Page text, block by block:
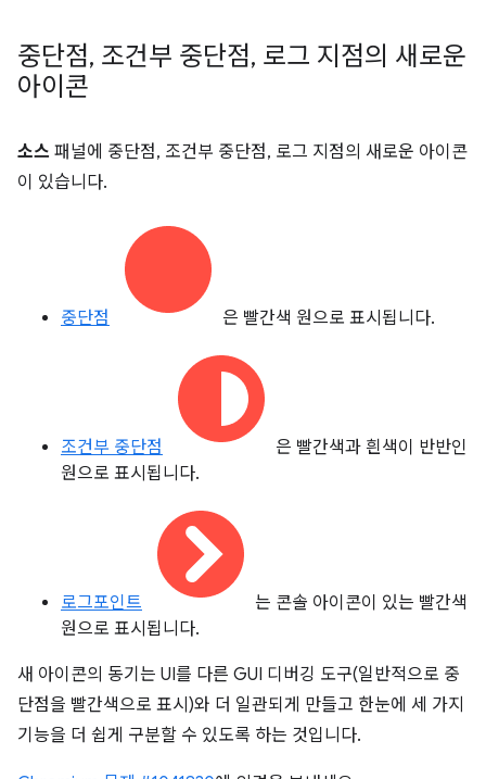
중단점, 조건부 중단점, 로그 지점의 새로운
아이콘
소스 패널에 중단점, 조건부 중단점, 로그 지점의 새로운 아이콘
이 있습니다.
중단점 은 빨간색 원으로 표시됩니다.
조건부 중단점
은 빨간색과 흰색이 반반인
원으로 표시됩니다.
로그포인트
는 콘솔 아이콘이 있는 빨간색
원으로 표시됩니다.
새 아이콘의 동기는 UI를 다른 GUI 디버깅 도구(일반적으로 중
단점을 빨간색으로 표시)와 더 일관되게 만들고 한눈에 세 가지
기능을 더 쉽게 구분할 수 있도록 하는 것입니다.